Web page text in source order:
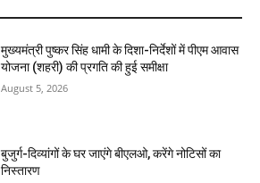
मुख्यमंत्री पुष्कर सिंह धामी के दिशा-निर्देशों में पीएम आवास
योजना (शहरी) की प्रगति की हुई समीक्षा
August 5, 2026
बुजुर्ग-दिव्यांगों के घर जाएंगे बीएलओ, करेंगे नोटिसों का
निस्तारण